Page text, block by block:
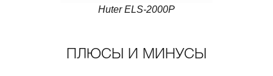
Huter ELS-2000P
ПЛЮСЫ И МИНУСЫ